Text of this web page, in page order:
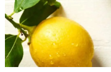
TÉMATICKÉ PRODUKTY
PROFI BALENÍ
NOVÉ ZBOŽÍ